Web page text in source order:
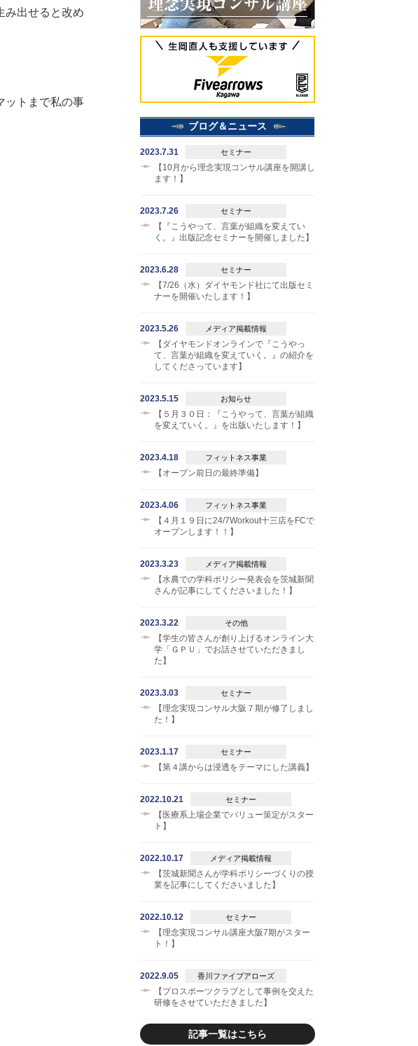
み出せると改め
ットまで私の事
ブログ＆ニュース
2023.7.31 セミナー
【10月から理念実現コンサル講座を開講し
ます！】
2023.7.26 セミナー
【『こうやって、言葉が組織を変えてい
く。』出版記念セミナーを開催しました】
2023.6.28 セミナー
【7/26（水）ダイヤモンド社にて出版セミ
ナーを開催いたします！】
2023.5.26 メディア掲載情報
【ダイヤモンドオンラインで『こうやっ
て、言葉が組織を変えていく。』の紹介を
してくださっています】
2023.5.15 お知らせ
【５月３０日：『こうやって、言葉が組織
を変えていく。』を出版いたします！】
2023.4.18 フィットネス事業
【オープン前日の最終準備】
2023.4.06 フィットネス事業
【４月１９日に24/7Workout十三店をFCで
オープンします！！】
2023.3.23 メディア掲載情報
【水農での学科ポリシー発表会を茨城新聞
さんが記事にしてくださいました！】
2023.3.22 その他
【学生の皆さんが創り上げるオンライン大
学「ＧＰＵ」でお話させていただきまし
た】
2023.3.03 セミナー
【理念実現コンサル大阪７期が修了しまし
た！】
2023.1.17 セミナー
【第４講からは浸透をテーマにした講義】
2022.10.21 セミナー
【医療系上場企業でバリュー策定がスター
ト】
2022.10.17 メディア掲載情報
【茨城新聞さんが学科ポリシーづくりの授
業を記事にしてくださいました】
2022.10.12 セミナー
【理念実現コンサル講座大阪7期がスター
ト！】
2022.9.05 香川ファイブアローズ
【プロスポーツクラブとして事例を交えた
研修をさせていただきました】
記事一覧はこちら